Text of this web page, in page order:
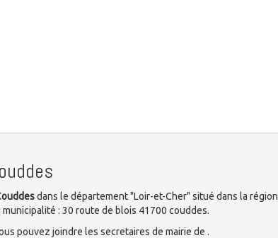
dans le département "Loir-et-Cher" situé dans la région
: 30 route de blois 41700 couddes.
pouvez joindre les secretaires de mairie de .